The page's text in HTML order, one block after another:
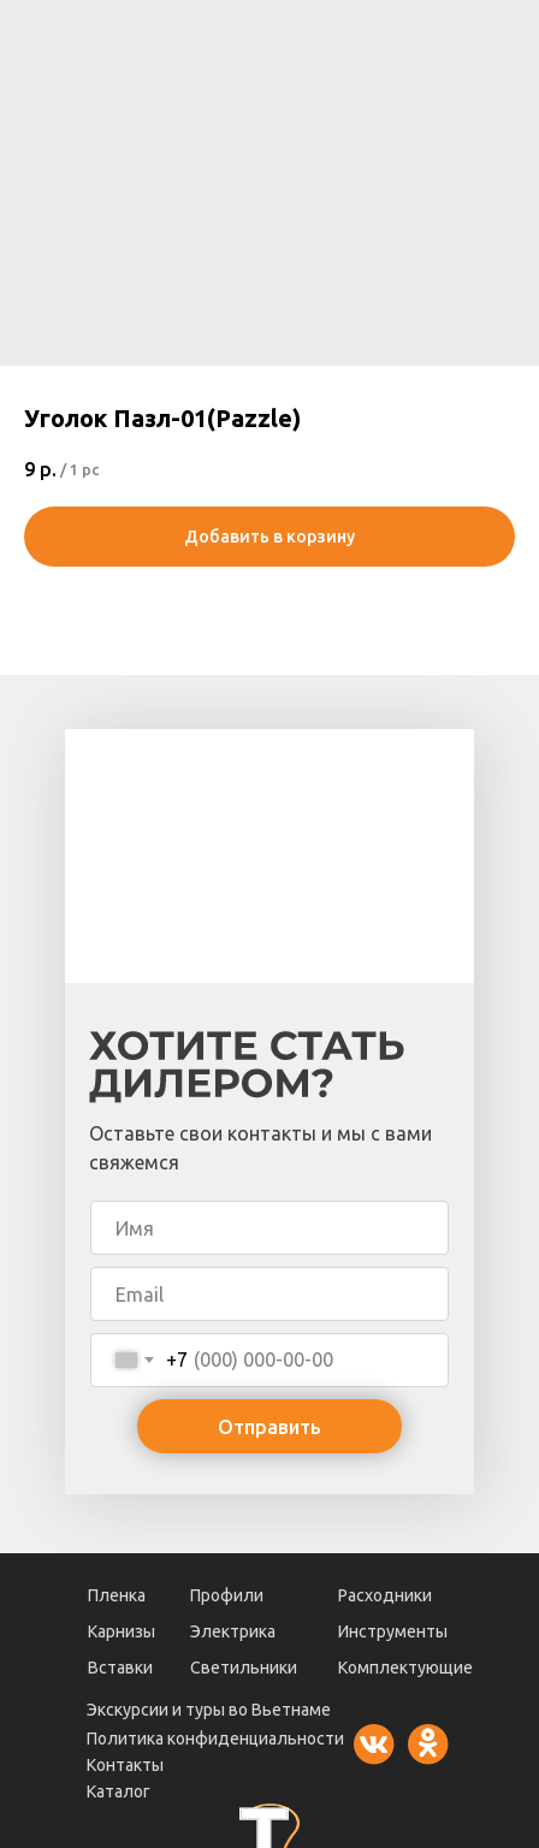
Уголок Пазл-01(Pazzle)
9 р. / 1 pc
Добавить в корзину
+7
Отправить
Оставьте свои контакты и мы с вами
свяжемся
Пленка Профили
Вставки Комплектующие
Светильники
Карнизы Электрика Инструменты
Политика конфиденциальности
Экскурсии и туры во Вьетнаме
Каталог
Контакты
Расходники